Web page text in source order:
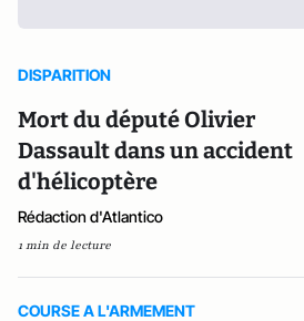
DISPARITION
Mort du député Olivier
Dassault dans un accident
d'hélicoptère
Rédaction d'Atlantico
1 min de lecture
COURSE A L'ARMEMENT